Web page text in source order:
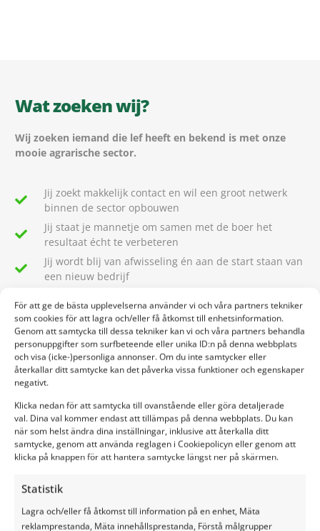
För att ge de bästa upplevelserna använder vi och våra partners tekniker
som cookies för att lagra och/eller få åtkomst till enhetsinformation.
Genom att samtycka till dessa tekniker kan vi och våra partners behandla
personuppgifter som surfbeteende eller unika ID:n på denna webbplats
och visa (icke-)personliga annonser. Om du inte samtycker eller
återkallar ditt samtycke kan det påverka vissa funktioner och egenskaper
negativt.
Klicka nedan för att samtycka till ovanstående eller göra detaljerade
val. Dina val kommer endast att tillämpas på denna webbplats. Du kan
när som helst ändra dina inställningar, inklusive att återkalla ditt
samtycke, genom att använda reglagen i Cookiepolicyn eller genom att
klicka på knappen för att hantera samtycke längst ner på skärmen.
Statistik
Lagra och/eller få åtkomst till information på en enhet, Mäta
reklamprestanda, Mäta innehållsprestanda, Förstå målgrupper
Wat zoeken wij?
Wij zoeken iemand die lef heeft en bekend is met onze
mooie agrarische sector.
Jij zoekt makkelijk contact en wil een groot netwerk
binnen de sector opbouwen
Jij staat je mannetje om samen met de boer het
resultaat écht te verbeteren
Jij wordt blij van afwisseling én aan de start staan van
een nieuw bedrijf
handen pakken
Jij bent goed in opbouwen, maar vooral ook het
onderhouden van relaties
Jij bent super goed als het gaat om luisteren en
doorvragen
Jij wordt uitgedaagd als iemand zegt ‘ik ken het
product nog niet’
En jij bent ontzettend blij met Google Translate, zo
lijkt het alsof jij elke taal prima kan spreken
Even je handen uit de mouwen? Ook daar ben jij voor
te porren. Jij bouwt met alle liefde zelf een
beursstand op of brengt persoonlijk het product bij
de klant